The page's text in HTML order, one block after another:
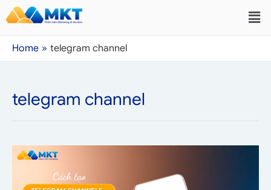
Home telegram channel
telegram channel